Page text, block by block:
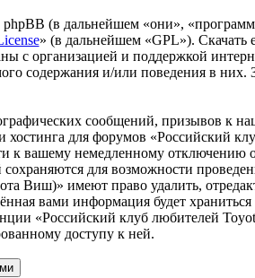
(в дальнейшем «они»,
» (в дальнейшем «GPL»). Скачать
с организацией и поддержкой
содержания и/или поведения в
сообщений, призывов к
для форумов «Российский
к вашему немедленному отключению
для возможности
Виш)» имеют право удалить,
вами информация будет храниться
«Российский клуб любителей
доступу к ней.